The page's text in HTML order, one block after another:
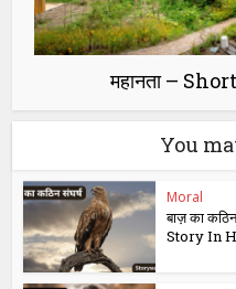
महानता –
You
Moral
बाज़ का
Story In